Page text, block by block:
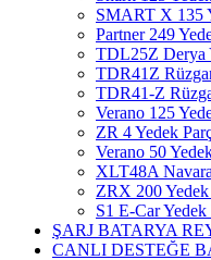
SMART X 135
Partner 249
TDL25Z Derya
TDR41Z
TDR41-Z
Verano 125
ZR 4 Yedek
Verano 50
XLT48A
ZRX 200 Yedek
S1 E-Car Yedek
ŞARJ BATARYA
CANLI DESTEĞE